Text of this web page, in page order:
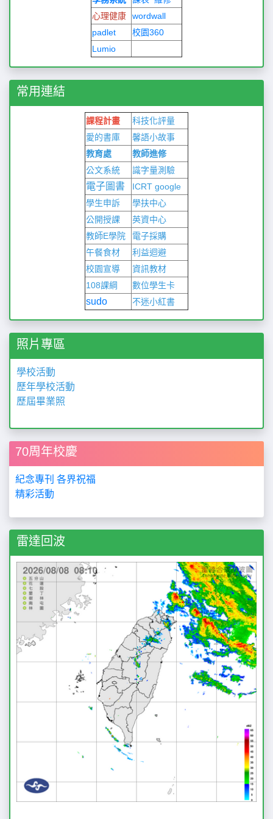
心理健康
wordwall
padlet
校園360
Lumio
常用連結
課程計畫
科技化評量
愛的書庫
馨語小故事
教育處
教師進修
公文系統
識字量測驗
電子圖書 ICRT google
學生申訴
學扶中心
公開授課
英資中心
教師E學院
電子採購
午餐食材
利益迴避
校園宣導
資訊教材
108課綱
數位學生卡
sudo 不迷小紅書
照片專區
學校活動
歷年學校活動
歷屆畢業照
70周年校慶
紀念專刊 各界祝福
精彩活動
雷達回波